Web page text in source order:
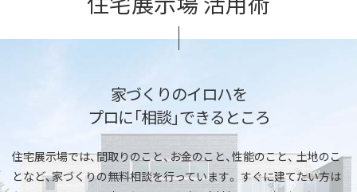
家づくりのイロハを
プロに「相談」できるところ
住宅展示場では、間取りのこと、お金のこと、性能のこと、土地のこ
となど、家づくりの無料相談を行っています。 すぐに建てたい方は